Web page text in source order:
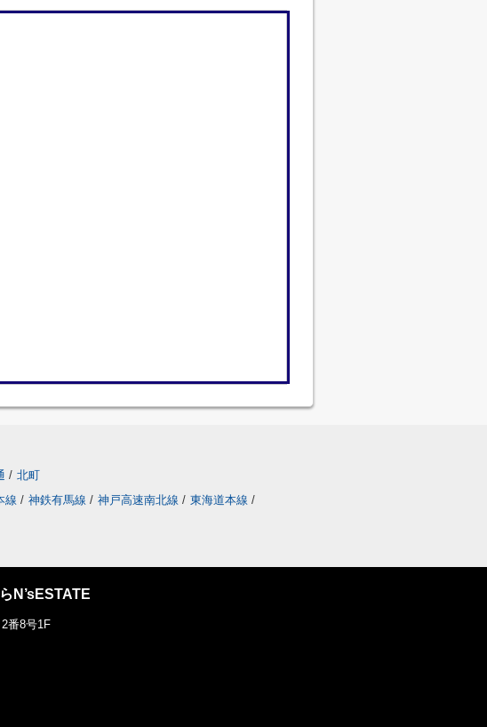
/ 北町
線 / 神鉄有馬線 / 神戸高速南北線 / 東海道本線 /
N’sESTATE
番8号1F